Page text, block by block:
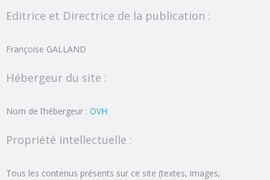
Editrice et Directrice de la publication :
Françoise GALLAND
Hébergeur du site :
Nom de l’hébergeur : OVH
Propriété intellectuelle :
Tous les contenus présents sur ce site (textes, images,